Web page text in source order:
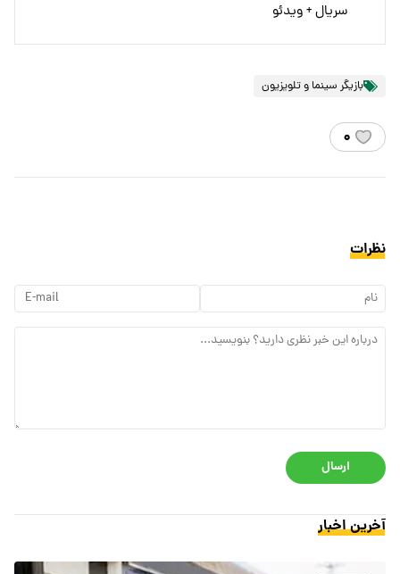
سریال + ویدئو
بازیگر سینما و تلویزیون
۰
نظرات
ارسال
آخرین اخبار